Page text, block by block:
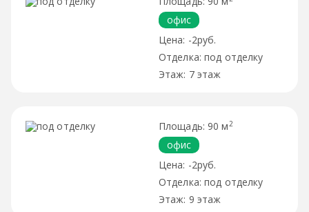
офис
-2руб.
под отделку
7 этаж
90 м 2
офис
-2руб.
под отделку
9 этаж